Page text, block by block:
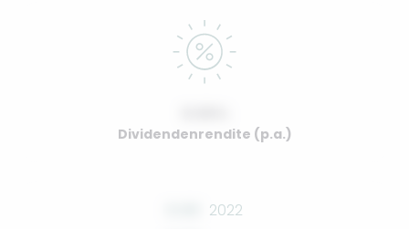
Dividendenrendite (p.a.)
2022